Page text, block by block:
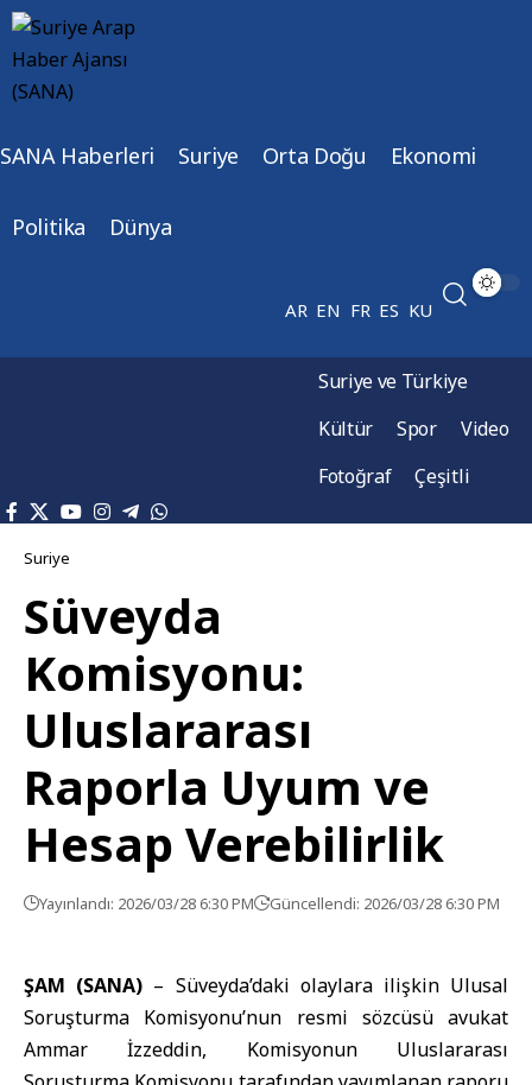
SANA Haberleri Suriye Orta Doğu Ekonomi
Politika Dünya
AR EN FR ES KU
Suriye ve Türkiye
Kültür
Spor
Video
Fotoğraf
Çeşitli
Suriye
Süveyda
Komisyonu:
Uluslararası
Raporla Uyum ve
Hesap Verebilirlik
Yayınlandı: 2026/03/28 6:30 PM Güncellendi: 2026/03/28 6:30 PM
ŞAM (SANA) – Süveyda’daki olaylara ilişkin Ulusal
Soruşturma Komisyonu’nun resmi sözcüsü avukat
Ammar İzzeddin, Komisyonun Uluslararası